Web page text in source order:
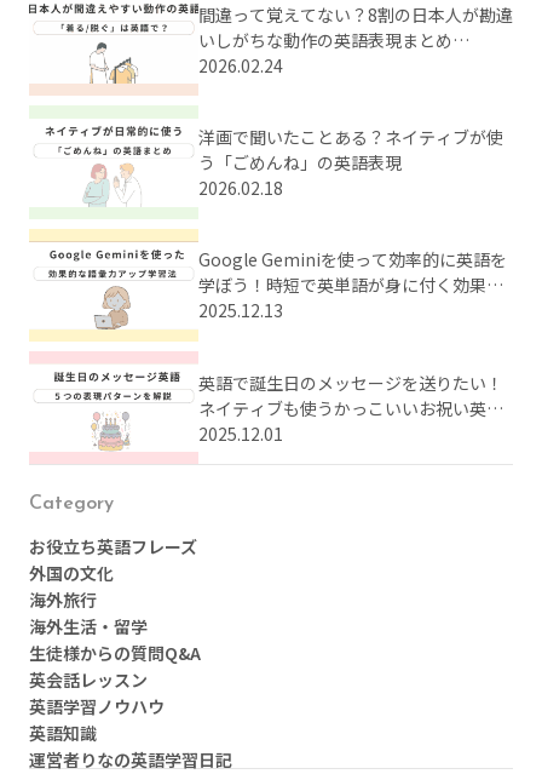
間違って覚えてない？8割の日本人が勘違
いしがちな動作の英語表現まとめ
【Part1】
2026.02.24
洋画で聞いたことある？ネイティブが使
う「ごめんね」の英語表現
2026.02.18
Google Geminiを使って効率的に英語を
学ぼう！時短で英単語が身に付く効果的
な学習法とは？
2025.12.13
英語で誕生日のメッセージを送りたい！
ネイティブも使うかっこいいお祝い英語
をまとめてご紹介
2025.12.01
Category
お役立ち英語フレーズ
外国の文化
海外旅行
海外生活・留学
生徒様からの質問Q&A
英会話レッスン
英語学習ノウハウ
英語知識
運営者りなの英語学習日記